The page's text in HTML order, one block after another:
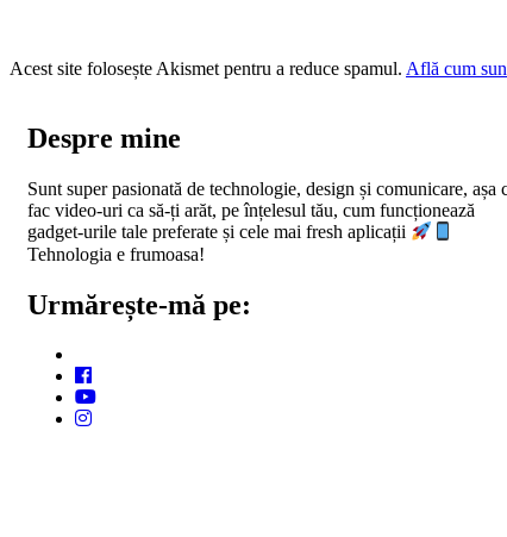
Acest site folosește Akismet pentru a reduce spamul. Află cum
Despre mine
Sunt super pasionată de technologie, design și comunicare, așa
fac video-uri ca să-ți arăt, pe înțelesul tău, cum funcționează
gadget-urile tale preferate și cele mai fresh aplicații
Tehnologia e frumoasa!
Urmărește-mă pe: